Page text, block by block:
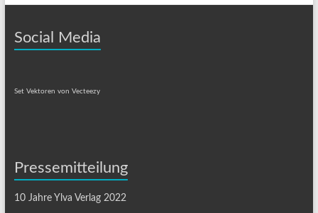
Social Media
Set Vektoren von Vecteezy
Pressemitteilung
10 Jahre Ylva Verlag 2022